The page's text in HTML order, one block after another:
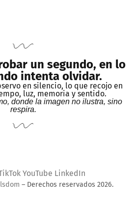
un segundo, en lo
intenta olvidar.
en silencio, lo que recojo en
luz, memoria y sentido.
donde la imagen no ilustra, sino
respira.
YouTube LinkedIn
lsdom – Derechos reservados 2026.